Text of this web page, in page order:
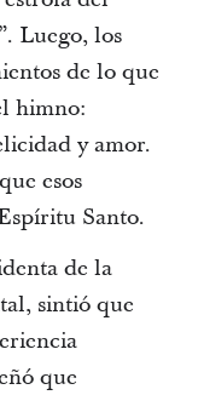
Luego, los
de lo que
himno:
y amor.
esos
Santo.
de la
sintió que
que